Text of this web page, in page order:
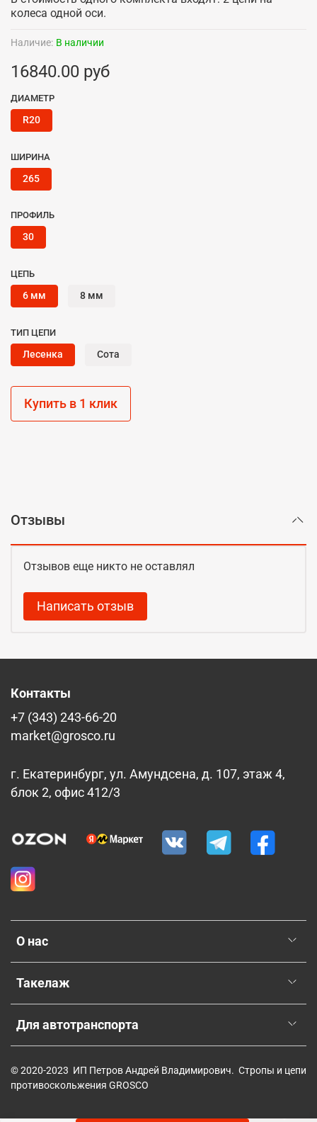
Наличие: В наличии
16840.00 руб
Купить в 1 клик
ДИАМЕТР
R20
ШИРИНА
265
ПРОФИЛЬ
30
ЦЕПЬ
6 мм 8 мм
ТИП ЦЕПИ
Лесенка Сота
колеса одной оси.
Отзывы
Отзывов еще никто не оставлял
Написать отзыв
О нас
Такелаж
Для автотранспорта
Контакты
+7 (343) 243-66-20
market@grosco.ru
г. Екатеринбург, ул. Амундсена, д. 107, этаж 4,
блок 2, офис 412/3
© 2020-2023 ИП Петров Андрей Владимирович. Стропы и цепи
противоскольжения GROSCO